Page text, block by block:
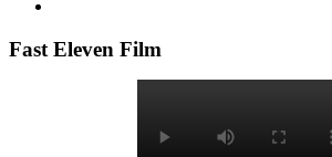
Fast Eleven Film